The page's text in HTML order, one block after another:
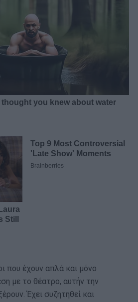
που έχουν απλά και μόνο
με το θέατρο, αυτήν την
Έχει συζητηθεί και